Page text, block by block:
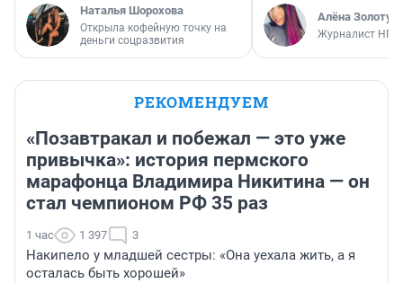
Наталья Шорохова
Открыла кофейную точку на
деньги соцразвития
Алёна
Журналист НГС
РЕКОМЕНДУЕМ
«Позавтракал и побежал — это уже
привычка»: история пермского
марафонца Владимира Никитина — он
стал чемпионом РФ 35 раз
1 час 1 397 3
Накипело у младшей сестры: «Она уехала жить, а я
осталась быть хорошей»